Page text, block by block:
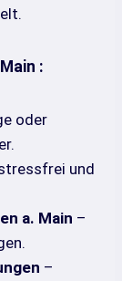
:
oder
und
a. Main –
–